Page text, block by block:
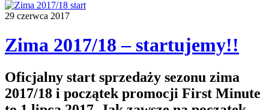
29 czerwca 2017
Zima 2017/18 – startujemy!!
Oficjalny start sprzedaży sezonu zima
2017/18 i początek promocji First Minute